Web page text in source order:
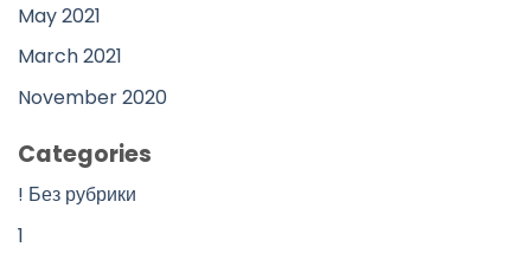
May 2021
March 2021
November 2020
Categories
! Без рубрики
1